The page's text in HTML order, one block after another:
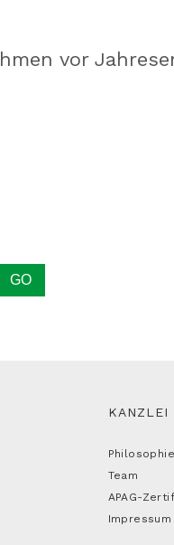
vor
KANZLEI
Philosophie
Team
APAG-
Impressum